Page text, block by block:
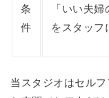
条
件
「いい夫
をスタッフ
当スタジオはセル